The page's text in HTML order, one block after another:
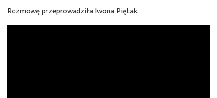
Rozmowę przeprowadziła Iwona Piętak.